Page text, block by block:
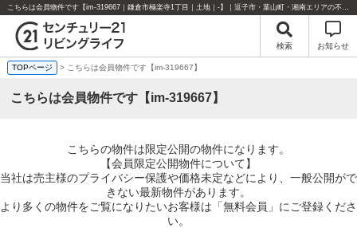
こちらは会員物件です【im-319667｜鎌倉市極楽寺1丁目｜土地｜-】｜逗子市・葉山町・湘南エリアの不動産のことならセンチュリー21リビングライフにお任せください！
検索 お知らせ
TOPページ > こちらは会員物件です【im-319667】
こちらは会員物件です【im-319667】
こちらの物件は限定公開の物件になります。
【会員限定公開物件について】
当社は売主様のプライバシー保護や価格未定などにより、一般公開がで
きない最新物件があります。
より多くの物件をご覧になりたいお客様は「無料会員」にご登録くださ
い。